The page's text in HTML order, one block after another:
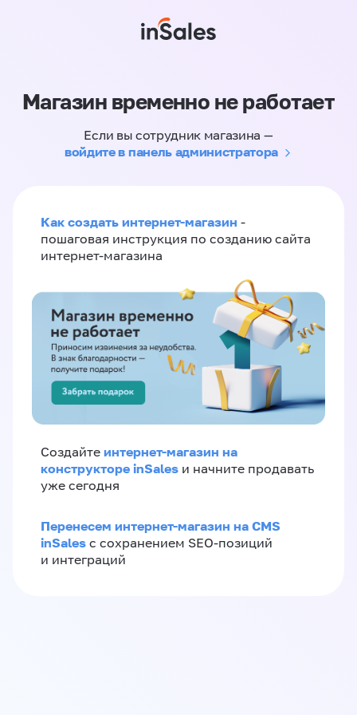
Магазин временно не работает
Если вы сотрудник магазина —
войдите в панель администратора
Как создать интернет-магазин -
пошаговая инструкция по созданию сайта
интернет-магазина
Создайте интернет-магазин на
конструкторе inSales и начните продавать
уже сегодня
Перенесем интернет-магазин на CMS
inSales с сохранением SEO-позиций
и интеграций